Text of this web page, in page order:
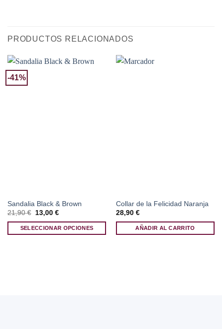
PRODUCTOS RELACIONADOS
-41%
Sandalia Black & Brown
21,90€
El
original
era:
13,00 €El
actual
es:
SELECCIONAR OPCIONES
Collar de la Felicidad Naranja
28,90 €
AÑADIR AL CARRITO